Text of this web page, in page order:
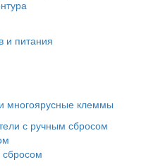
и питания
многоярусные клеммы
с ручным сбросом
сбросом